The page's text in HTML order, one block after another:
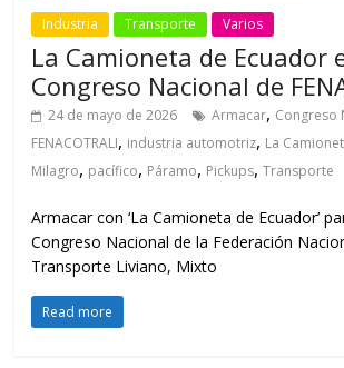
Industria Transporte Varios
La Camioneta de Ecuador
Congreso Nacional de
24 de mayo de 2026 Armacar, Congreso
FENACOTRALI, industria automotriz, La
Milagro, pacífico, Páramo, Pickups,Transporte
Armacar con ‘La Camioneta de Ecuador’
Congreso Nacional de la Federación
Transporte Liviano, Mixto
Read more